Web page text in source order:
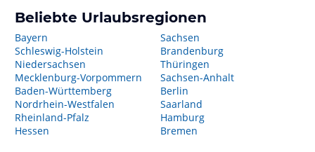
Beliebte Urlaubsregionen
Bayern
Schleswig-Holstein
Niedersachsen
Mecklenburg-Vorpommern
Baden-Württemberg
Nordrhein-Westfalen
Rheinland-Pfalz
Hessen
Sachsen
Brandenburg
Thüringen
Sachsen-Anhalt
Berlin
Saarland
Hamburg
Bremen